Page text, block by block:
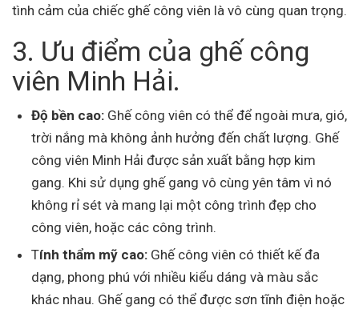
tình cảm của chiếc ghế công viên là vô cùng quan trọng.
3. Ưu điểm của ghế công
viên Minh Hải.
Độ bền cao: Ghế công viên có thể để ngoài mưa, gió,
trời nắng mà không ảnh hưởng đến chất lượng. Ghế
công viên Minh Hải được sản xuất bằng hợp kim
gang. Khi sử dụng ghế gang vô cùng yên tâm vì nó
không rỉ sét và mang lại một công trình đẹp cho
công viên, hoặc các công trình.
Tính thẩm mỹ cao: Ghế công viên có thiết kế đa
dạng, phong phú với nhiều kiểu dáng và màu sắc
khác nhau. Ghế gang có thể được sơn tĩnh điện hoặc